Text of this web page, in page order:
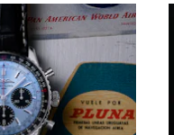
続けるパイロット